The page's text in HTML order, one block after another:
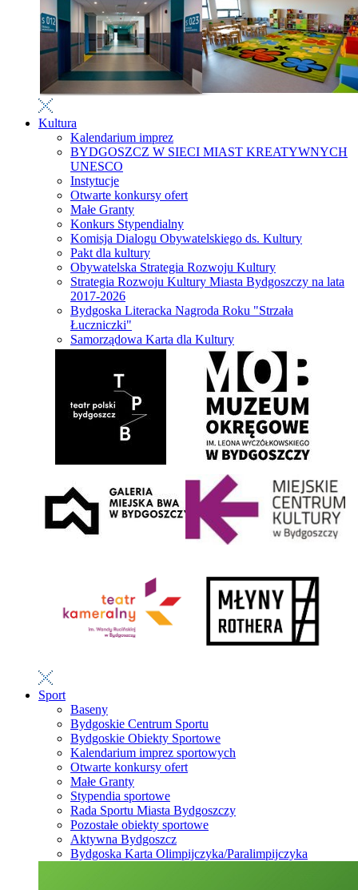
Kultura
Kalendarium imprez
BYDGOSZCZ W SIECI MIAST KREATYWNYCH
UNESCO
Instytucje
Otwarte konkursy ofert
Małe Granty
Konkurs Stypendialny
Komisja Dialogu Obywatelskiego ds. Kultury
Pakt dla kultury
Obywatelska Strategia Rozwoju Kultury
Strategia Rozwoju Kultury Miasta Bydgoszczy na lata
2017-2026
Bydgoska Literacka Nagroda Roku "Strzała
Łuczniczki"
Samorządowa Karta dla Kultury
Sport
Baseny
Bydgoskie Centrum Sportu
Bydgoskie Obiekty Sportowe
Kalendarium imprez sportowych
Otwarte konkursy ofert
Małe Granty
Stypendia sportowe
Rada Sportu Miasta Bydgoszczy
Pozostałe obiekty sportowe
Aktywna Bydgoszcz
Bydgoska Karta Olimpijczyka/Paralimpijczyka